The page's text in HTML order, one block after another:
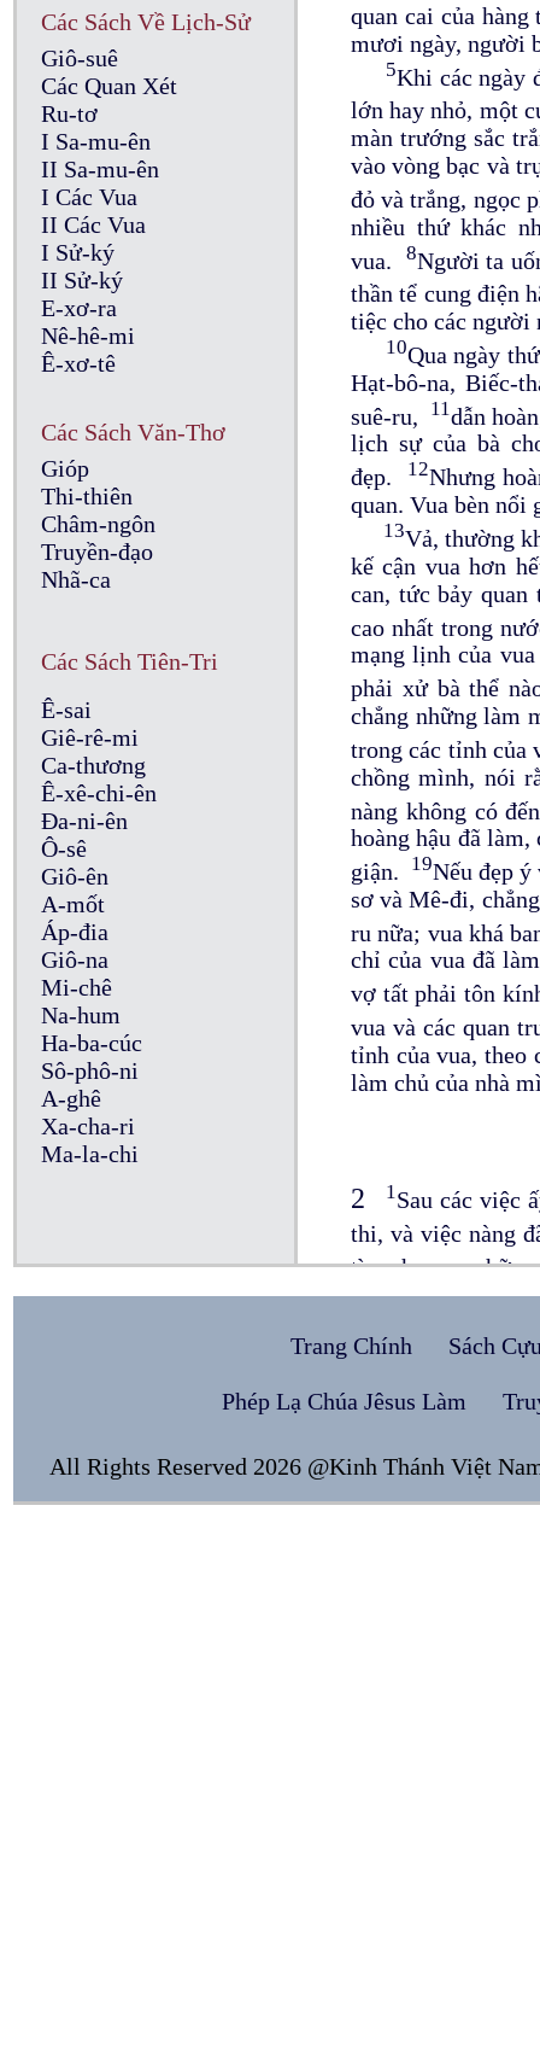
Các Sách Về Lịch-Sử
Các Sách Văn-Thơ
Giô-suê
Các Quan Xét
Ru-tơ
I Sa-mu-ên
II Sa-mu-ên
I Các Vua
II Các Vua
I Sử-ký
II Sử-ký
E-xơ-ra
Nê-hê-mi
Ê-xơ-tê
Gióp
Thi-thiên
Châm-ngôn
Truyền-đạo
Nhã-ca
Các Sách Tiên-Tri
Ê-sai
Giê-rê-mi
Ca-thương
Ê-xê-chi-ên
Đa-ni-ên
Ô-sê
Giô-ên
A-mốt
Áp-đia
Giô-na
Mi-chê
Na-hum
Ha-ba-cúc
Sô-phô-ni
A-ghê
Xa-cha-ri
Ma-la-chi
quan cai của
mươi ngày, người
5Khi các ngày
lớn hay nhỏ, một
màn trướng sắc
vào vòng bạc và
đỏ và trắng, ngọc
nhiều thứ khác
vua.
8Người ta
thần tể cung điện
tiệc cho các người
10Qua ngày
Hạt-bô-na, Biếc-
suê-ru,
11dẫn
lịch sự của bà
đẹp.
12Nhưng
quan. Vua bèn nổi
13Vả, thường
kế cận vua hơn
can, tức bảy
cao nhất trong
mạng lịnh của
phải xử bà thể
chẳng những làm
trong các tỉnh
chồng mình, nói
nàng không có
hoàng hậu đã
giận.
19Nếu đẹp ý
sơ và Mê-đi,
ru nữa; vua khá
chỉ của vua đã
vợ tất phải tôn
vua và các quan
tỉnh của vua, theo
làm chủ của nhà
2 1 Sau các việc
thi, và việc nàng
tìm cho vua
tỉnh của nước
cho chúng những
5Ở tại kinh đô
những kẻ bị bắt
vua Ba-by-lô, đã
Trang Chính Sách
Phép Lạ Chúa Jêsus Làm
All Rights Reserved 2026 @Kinh Thánh Việt